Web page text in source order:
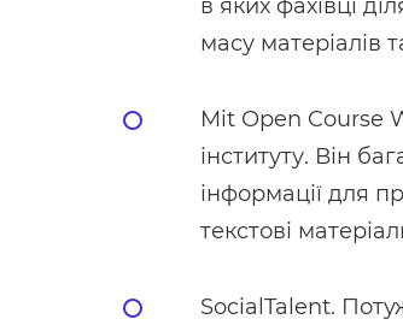
в яких фахівці
масу матеріалів
Mit Open Course
інституту. Він
інформації для
текстові
SocialTalent.